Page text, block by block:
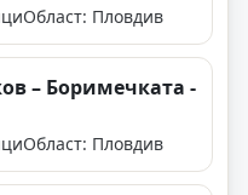
Област: Пловдив
– Боримечката -
Област: Пловдив